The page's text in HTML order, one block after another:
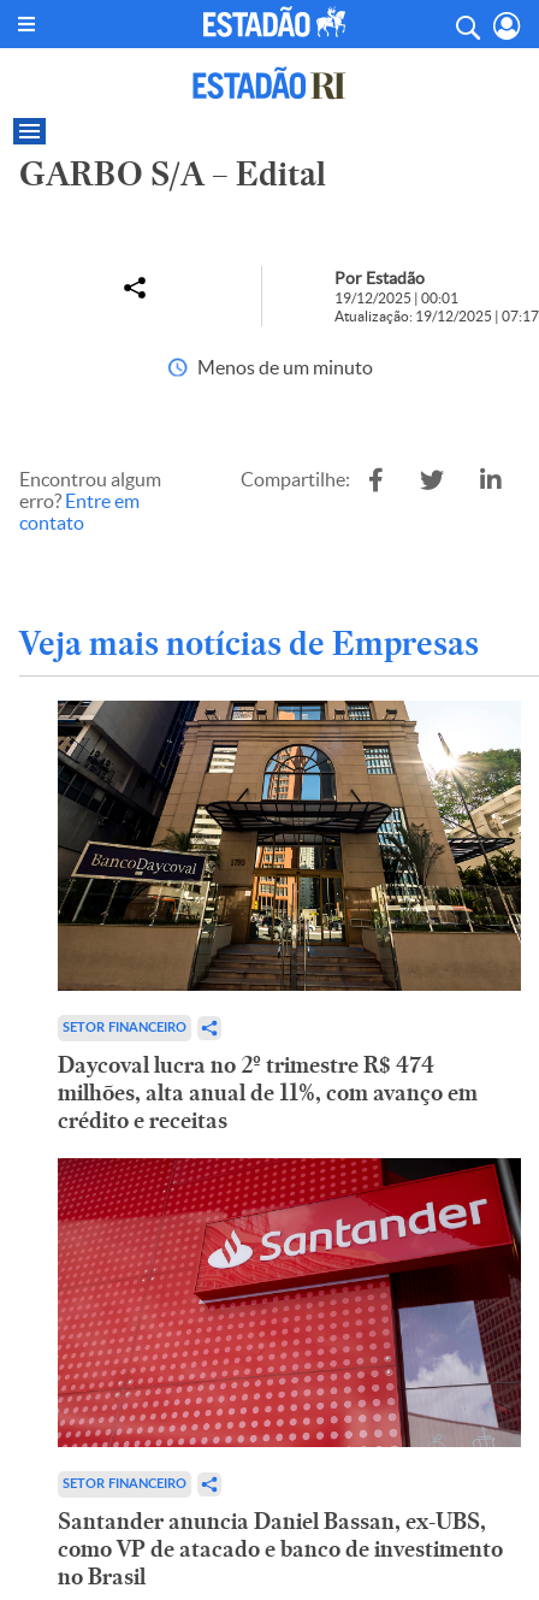
GARBO S/A – Edital
Por Estadão
19/12/2025 | 00:01
Atualização: 19/12/2025 | 07:17
Menos de um minuto
Encontrou algum
erro? Entre em
contato
Compartilhe:
Veja mais notícias de Empresas
SETOR FINANCEIRO
Daycoval lucra no 2º trimestre R$ 474
milhões, alta anual de 11%, com avanço em
crédito e receitas
SETOR FINANCEIRO
Santander anuncia Daniel Bassan, ex-UBS,
como VP de atacado e banco de investimento
no Brasil